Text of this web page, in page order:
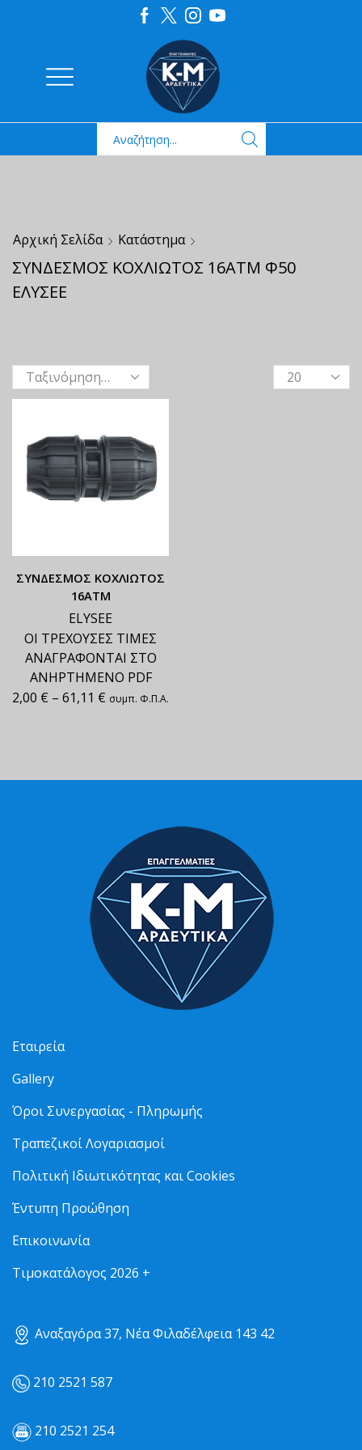
Αρχική Σελίδα Κατάστημα
ΣΥΝΔΕΣΜΟΣ ΚΟΧΛΙΩΤΟΣ 16ΑΤΜ Φ50
ΕΛΥΣΕΕ
ΣΥΝΔΕΣΜΟΣ ΚΟΧΛΙΩΤΟΣ
16ΑΤΜ
ELYSEE
ΟΙ ΤΡΕΧΟΥΣΕΣ ΤΙΜΕΣ
ΑΝΑΓΡΑΦΟΝΤΑΙ ΣΤΟ
ΑΝΗΡΤΗΜΕΝΟ PDF
2,00 € – 61,11 € συμπ. Φ.Π.Α.
Εταιρεία
Gallery
Όροι Συνεργασίας - Πληρωμής
Τραπεζικοί Λογαριασμοί
Πολιτική Ιδιωτικότητας και Cookies
Έντυπη Προώθηση
Επικοινωνία
Τιμοκατάλογος 2026 +
Αναξαγόρα 37, Νέα Φιλαδέλφεια 143 42
210 2521 587
210 2521 254